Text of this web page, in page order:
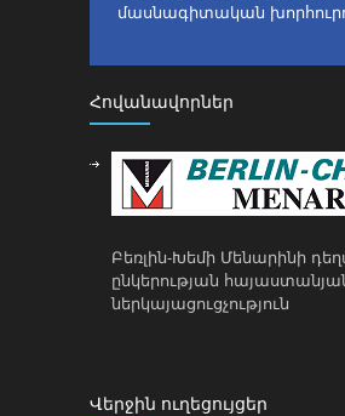
մասնագիտական
Հովանավորներ
Բեռլին-Խեմի Մենարինի
ընկերության
ներկայացուցչություն
Վերջին ուղեցույցեր